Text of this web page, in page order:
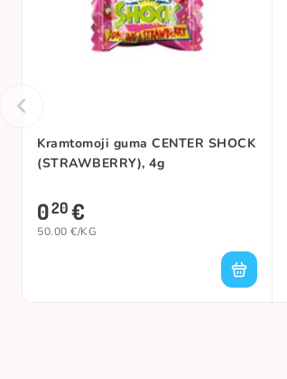
Kramtomoji guma CENTER SHOCK
(STRAWBERRY), 4g
020€
50.00 €/KG